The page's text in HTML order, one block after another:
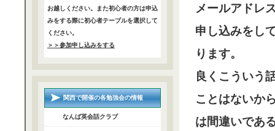
メールアドレ
申し込みをし
ります。
良くこういう
ことはないか
は間違いであ
お越しください。また初心者の方は申込
みをする際に初心者テーブルを選択して
ください。
＞＞参加申し込みをする
関西で開催の各勉強会の情報
なんば英会話クラブ